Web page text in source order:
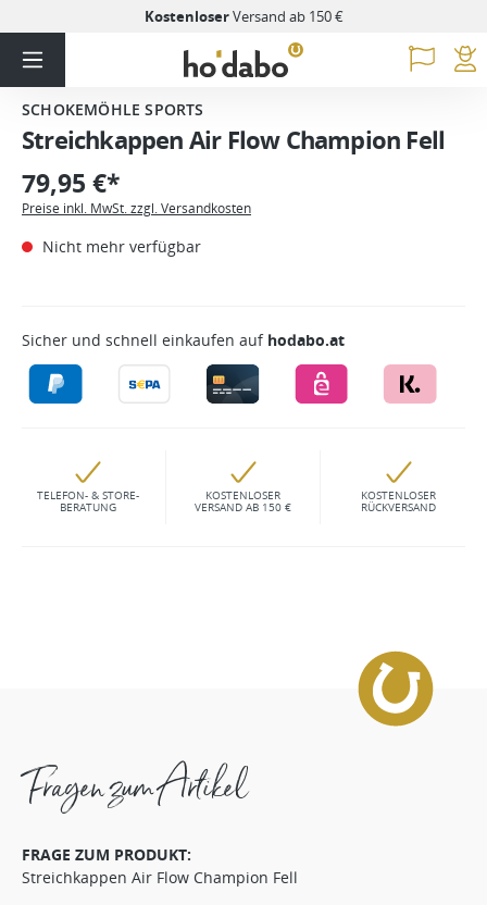
KostenloserVersand ab 150 €
SCHOKEMÖHLE SPORTS
Streichkappen Air Flow Champion Fell
79,95 €*
Preise inkl. MwSt. zzgl. Versandkosten
Nicht mehr verfügbar
Sicher und schnell einkaufen auf hodabo.at
TELEFON- & STORE-
BERATUNG
KOSTENLOSER
VERSAND AB 150 €
KOSTENLOSER
RÜCKVERSAND
Fragen zum Artikel
FRAGE ZUM PRODUKT:
Streichkappen Air Flow Champion Fell